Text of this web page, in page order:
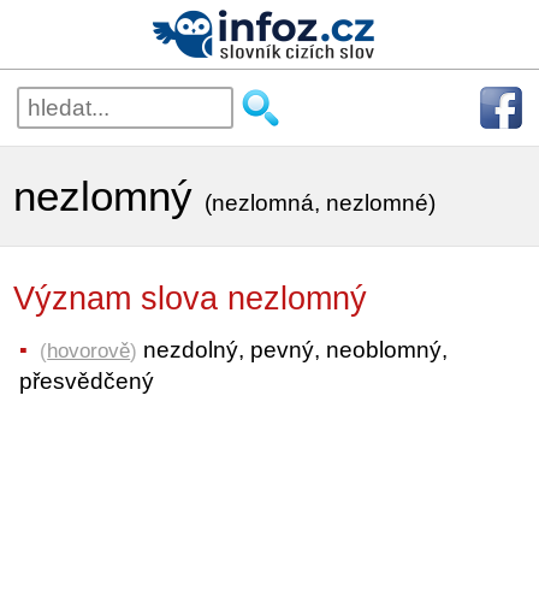
nezlomný (nezlomná, nezlomné)
Význam slova nezlomný
(hovorově) nezdolný, pevný, neoblomný,
přesvědčený